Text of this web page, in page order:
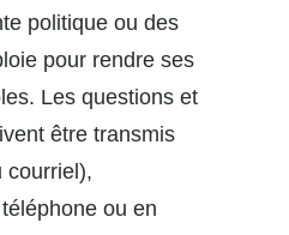
politique ou des
pour rendre ses
Les questions et
être transmis
courriel),
ou en